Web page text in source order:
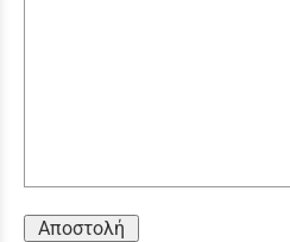
Αποστολή